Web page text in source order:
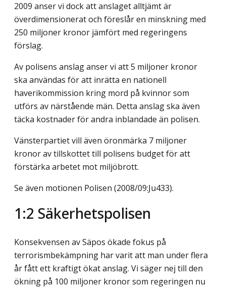
2009 anser vi dock att anslaget alltjämt är
överdimensionerat och föreslår en minskning med
250 miljoner kronor jämfört med regeringens
förslag.
Av polisens anslag anser vi att 5 miljoner kronor
ska användas för att inrätta en nationell
haverikommission kring mord på kvinnor som
utförs av närstående män. Detta anslag ska även
täcka kostnader för andra inblandade än polisen.
Vänsterpartiet vill även öronmärka 7 miljoner
kronor av tillskottet till polisens budget för att
förstärka arbetet mot miljöbrott.
Se även motionen Polisen (2008/09:Ju433).
1:2 Säkerhetspolisen
Konsekvensen av Säpos ökade fokus på
terrorismbekämpning har varit att man under flera
år fått ett kraftigt ökat anslag. Vi säger nej till den
ökning på 100 miljoner kronor som regeringen nu